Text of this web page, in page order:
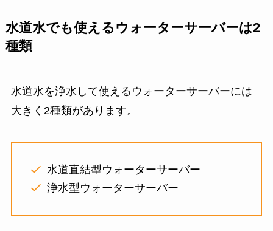
水道水でも使えるウォーターサーバーは2
種類
水道水を浄水して使えるウォーターサーバーには
大きく2種類があります。
水道直結型ウォーターサーバー
浄水型ウォーターサーバー